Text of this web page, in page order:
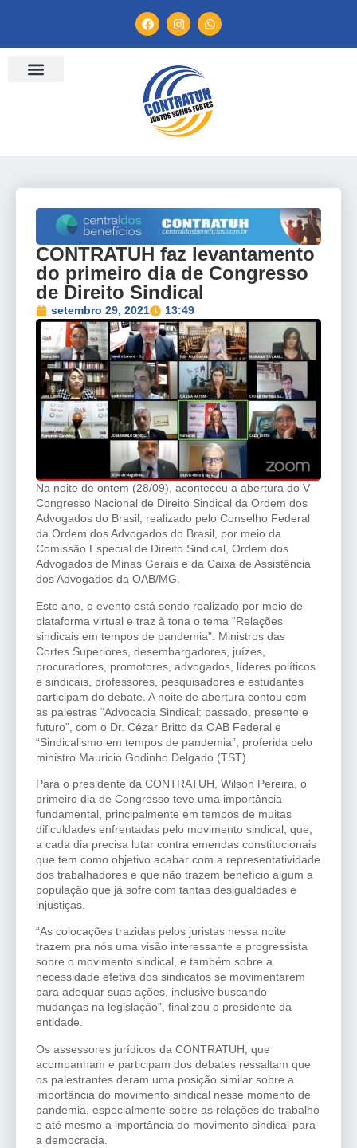
CONTRATUH faz levantamento
do primeiro dia de Congresso
de Direito Sindical
setembro 29, 2021 13:49
Na noite de ontem (28/09), aconteceu a abertura do V
Congresso Nacional de Direito Sindical da Ordem dos
Advogados do Brasil, realizado pelo Conselho Federal
da Ordem dos Advogados do Brasil, por meio da
Comissão Especial de Direito Sindical, Ordem dos
Advogados de Minas Gerais e da Caixa de Assistência
dos Advogados da OAB/MG.
Este ano, o evento está sendo realizado por meio de
plataforma virtual e traz à tona o tema “Relações
sindicais em tempos de pandemia”. Ministros das
Cortes Superiores, desembargadores, juízes,
procuradores, promotores, advogados, líderes políticos
e sindicais, professores, pesquisadores e estudantes
participam do debate. A noite de abertura contou com
as palestras “Advocacia Sindical: passado, presente e
futuro”, com o Dr. Cézar Britto da OAB Federal e
“Sindicalismo em tempos de pandemia”, proferida pelo
ministro Mauricio Godinho Delgado (TST).
Para o presidente da CONTRATUH, Wilson Pereira, o
primeiro dia de Congresso teve uma importância
fundamental, principalmente em tempos de muitas
dificuldades enfrentadas pelo movimento sindical, que,
a cada dia precisa lutar contra emendas constitucionais
que tem como objetivo acabar com a representatividade
dos trabalhadores e que não trazem benefício algum a
população que já sofre com tantas desigualdades e
injustiças.
“As colocações trazidas pelos juristas nessa noite
trazem pra nós uma visão interessante e progressista
sobre o movimento sindical, e também sobre a
necessidade efetiva dos sindicatos se movimentarem
para adequar suas ações, inclusive buscando
mudanças na legislação”, finalizou o presidente da
entidade.
Os assessores jurídicos da CONTRATUH, que
acompanham e participam dos debates ressaltam que
os palestrantes deram uma posição similar sobre a
importância do movimento sindical nesse momento de
pandemia, especialmente sobre as relações de trabalho
e até mesmo a importância do movimento sindical para
a democracia.